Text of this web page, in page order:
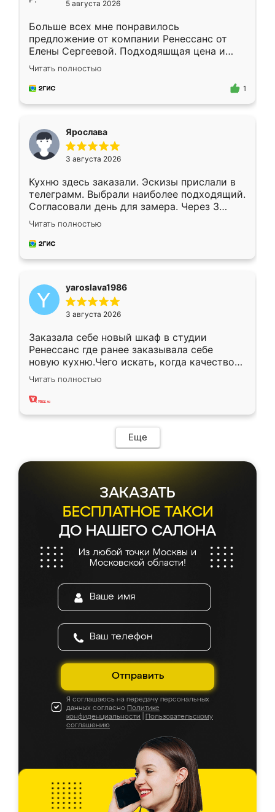
5 августа 2026
Больше всех мне понравилось
предложение от компании Ренессанс от
Елены Сергеевой. Подходяшщая цена и
короткие сроки изготовления. Приехавший
для замера сотрудник Владислав
предложил по моему эскизу самый
Читать полностью
1
Ярослава
3 августа 2026
Кухню здесь заказали. Эскизы прислали в
телеграмм. Выбрали наиболее подходящий.
Согласовали день для замера. Через 3
недели кухня была уже готова. Остались
довольны работой. Спасибо Ренессанс
мебель за качественную работу!
Читать полностью
yaroslava1986
3 августа 2026
Заказала себе новый шкаф в студии
Ренессанс где ранее заказывала себе
новую кухню.Чего искать, когда качеством
вполне довольна. Служит кухня уже почти
два года, нареканий нет.
Читать полностью
Еще
ЗАКАЗАТЬ
БЕСПЛАТНОЕ ТАКСИ
ДО НАШЕГО САЛОНА
Из любой точки Москвы и
Московской области!
Отправить
Я соглашаюсь на передачу персональных
данных согласно Политике
конфиденциальности
Пользовательскому
соглашению